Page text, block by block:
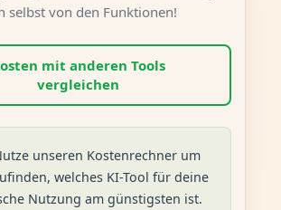
selbst von den Funktionen!
mit anderen Tools
vergleichen
unseren Kostenrechner um
welches KI-Tool für deine
Nutzung am günstigsten ist.